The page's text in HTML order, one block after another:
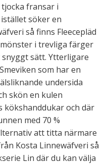
fransar i
söker en
så finns Fleecepläd
i trevliga färger
sätt. Ytterligare
som har en
undersida
skön en kulen
kökshanddukar och där
med 70 %
att titta närmare
Kosta Linnewäfveri så
Lin där du kan välja